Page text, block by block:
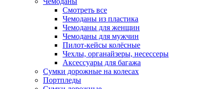
Смотреть все
Чемоданы из пластика
Чемоданы для женщин
Чемоданы для мужчин
Пилот-кейсы колёсные
Чехлы, органайзеры, несессеры
Аксессуары для багажа
Сумки дорожные на колесах
Портпледы